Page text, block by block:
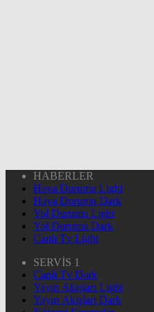
HABERLER
Hava Durumu Light
Hava Durumu Dark
Yol Durumu Light
Yol Durumu Dark
Canlı Tv Light
SERVİS 1
Canlı Tv Dark
Yayın Akışları Light
Yayın Akışları Dark